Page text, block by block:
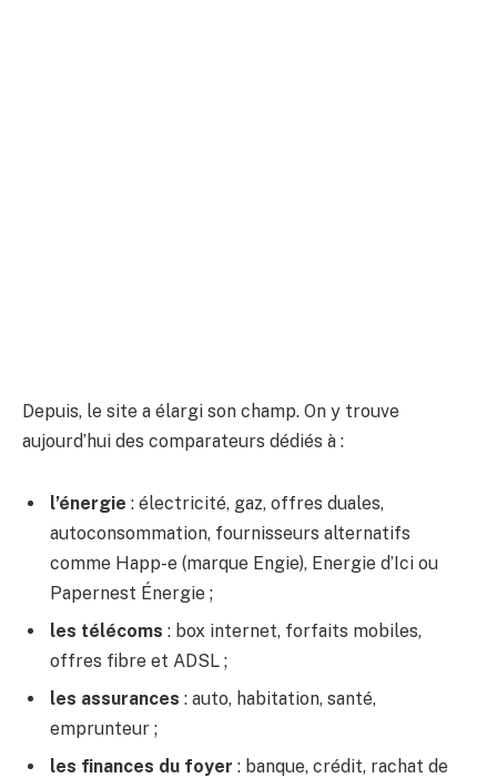
Depuis, le site a élargi son champ. On y trouve
aujourd’hui des comparateurs dédiés à :
l’énergie : électricité, gaz, offres duales,
autoconsommation, fournisseurs alternatifs
comme Happ-e (marque Engie), Energie d’Ici ou
Papernest Énergie ;
les télécoms : box internet, forfaits mobiles,
offres fibre et ADSL ;
les assurances : auto, habitation, santé,
emprunteur ;
les finances du foyer : banque, crédit, rachat de